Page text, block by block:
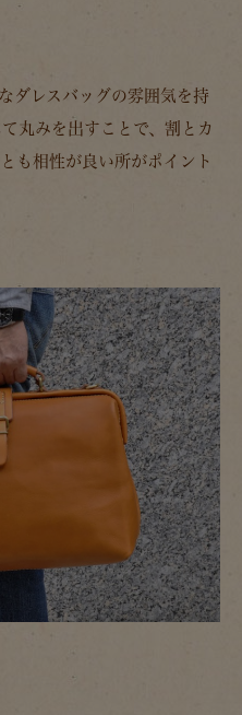
ダレスバッグの雰囲気を持
丸みを出すことで、割とカ
も相性が良い所がポイント